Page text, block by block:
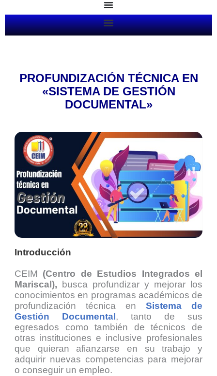
contenido
PROFUNDIZACIÓN TÉCNICA EN
«SISTEMA DE GESTIÓN
DOCUMENTAL»
Introducción
CEIM (Centro de Estudios Integrados el
Mariscal), busca profundizar y mejorar los
conocimientos en programas académicos de
profundización técnica en Sistema de
Gestión Documental , tanto de sus
egresados como también de técnicos de
otras instituciones e inclusive profesionales
que quieran afianzarse en su trabajo y
adquirir nuevas competencias para mejorar
o conseguir un empleo.